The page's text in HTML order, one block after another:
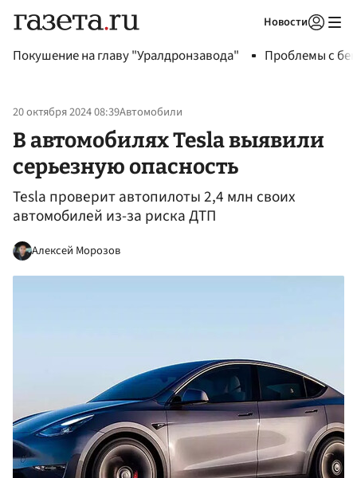
Новости
Покушение на главу "Уралдронзавода" Проблемы с
20 октября 2024 08:39Автомобили
В автомобилях Tesla выявили
серьезную опасность
Tesla проверит автопилоты 2,4 млн своих
автомобилей из-за риска ДТП
Алексей Морозов